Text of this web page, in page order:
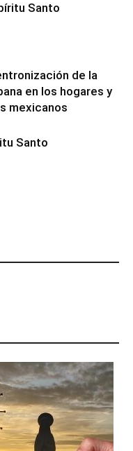
Santo
de la
en los hogares y
mexicanos
Santo